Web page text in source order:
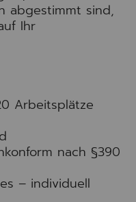
abgestimmt sind,
Ihr
Arbeitsplätze
nach §390
– individuell